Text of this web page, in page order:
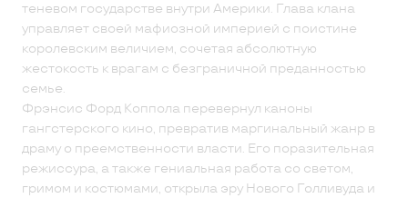
теневом государстве внутри Америки. Глава клана
управляет своей мафиозной империей с поистине
королевским величием, сочетая абсолютную
жестокость к врагам с безграничной преданностью
семье.
Фрэнсис Форд Коппола перевернул каноны
гангстерского кино, превратив маргинальный жанр в
драму о преемственности власти. Его поразительная
режиссура, а также гениальная работа со светом,
гримом и костюмами, открыла эру Нового Голливуда и